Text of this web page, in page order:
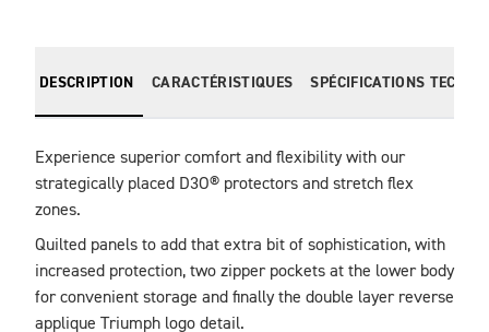
DESCRIPTION CARACTÉRISTIQUES SPÉCIFICATIONS
Experience superior comfort and flexibility with our
strategically placed D3O® protectors and stretch flex
zones.
Quilted panels to add that extra bit of sophistication, with
increased protection, two zipper pockets at the lower body
for convenient storage and finally the double layer reverse
applique Triumph logo detail.